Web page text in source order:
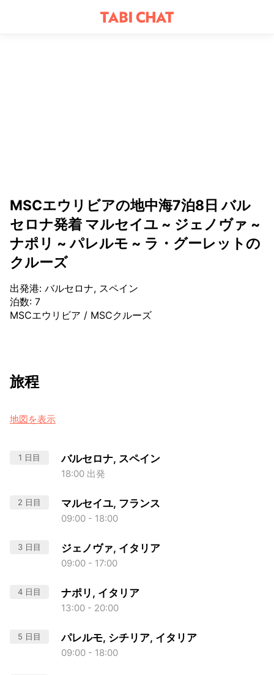
MSCエウリビアの地中海7泊8日 バル
セロナ発着 マルセイユ ~ ジェノヴァ ~
ナポリ ~ パレルモ ~ ラ・グーレットの
クルーズ
出発港: バルセロナ, スペイン
泊数: 7
MSCエウリビア / MSCクルーズ
旅程
地図を表示
1 日目 バルセロナ, スペイン
18:00 出発
2 日目 マルセイユ, フランス
09:00 - 18:00
3 日目 ジェノヴァ, イタリア
09:00 - 17:00
4 日目 ナポリ, イタリア
13:00 - 20:00
5 日目 パレルモ, シチリア, イタリア
09:00 - 18:00